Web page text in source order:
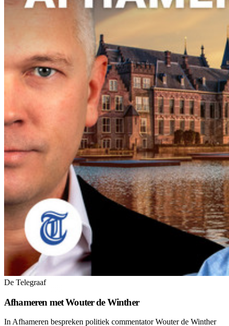
De Telegraaf
Afhameren met Wouter de Winther
In Afhameren bespreken politiek commentator Wouter de Winther